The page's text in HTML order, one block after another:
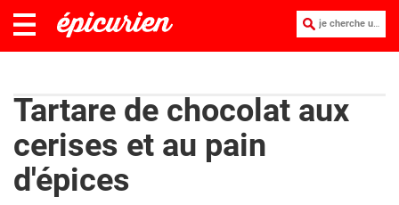
je cherche une recette :
Tartare de chocolat aux
cerises et au pain
d'épices